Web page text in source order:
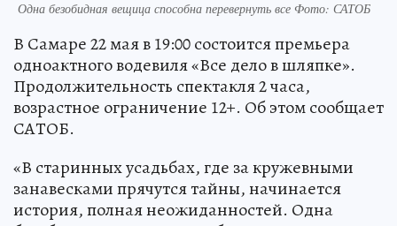
Одна безобидная вещица способна перевернуть все Фото: САТОБ
В Самаре 22 мая в 19:00 состоится премьера
одноактного водевиля «Все дело в шляпке».
Продолжительность спектакля 2 часа,
возрастное ограничение 12+. Об этом сообщает
САТОБ.
«В старинных усадьбах, где за кружевными
занавесками прячутся тайны, начинается
история, полная неожиданностей. Одна